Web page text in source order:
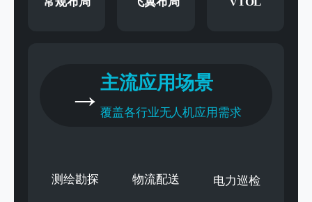
主流应用场景
覆盖各行业无人机应用需求
测绘勘探 物流配送 电力巡检